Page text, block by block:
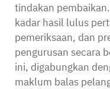
tindakan
kadar hasil lulus
pemeriksaan, dan
pengurusan secara
ini, digabungkan
maklum balas